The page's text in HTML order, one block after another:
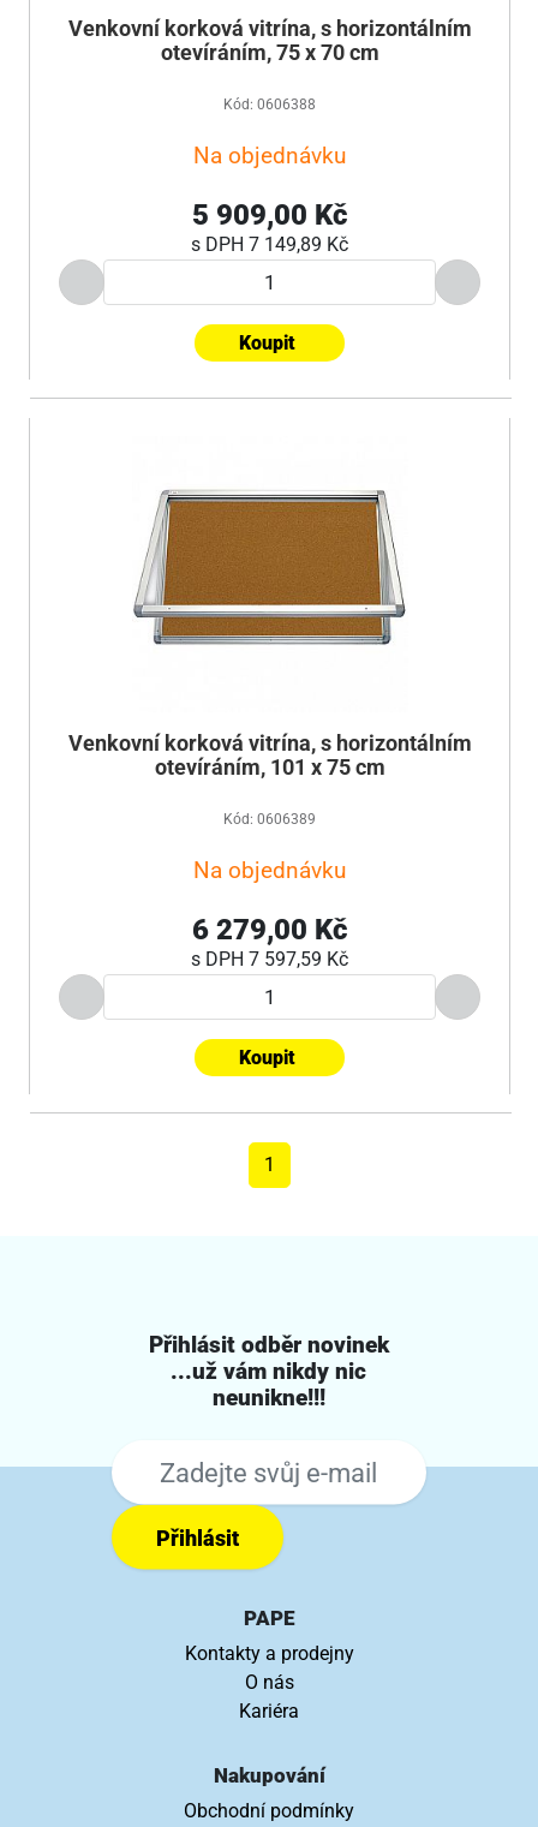
Venkovní korková vitrína, s horizontálním
otevíráním, 75 x 70 cm
Kód: 0606388
Na objednávku
5 909,00 Kč
s DPH 7 149,89 Kč
Koupit
Venkovní korková vitrína, s horizontálním
otevíráním, 101 x 75 cm
Kód: 0606389
Na objednávku
6 279,00 Kč
s DPH 7 597,59 Kč
Koupit
1
Přihlásit odběr novinek
...už vám nikdy nic
neunikne!!!
Přihlásit
PAPE
Kontakty a prodejny
O nás
Kariéra
Nakupování
Obchodní podmínky